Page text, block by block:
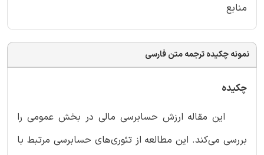
منابع
نمونه چکیده ترجمه متن فارسی
چکیده
این مقاله ارزش حسابرسی مالی در بخش عمومی را
بررسی می‌کند. این مطالعه از تئوری‌های حسابرسی مرتبط با